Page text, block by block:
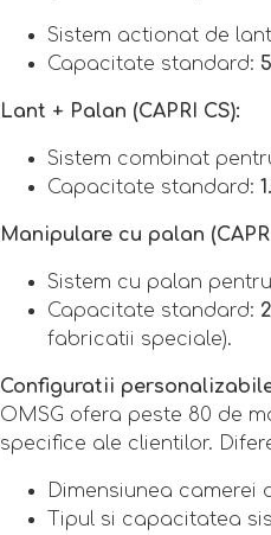
Sistem actionat de
Capacitate standard:
Lant + Palan (CAPRI CS):
Sistem combinat
Capacitate standard:
Manipulare cu palan
Sistem cu palan
Capacitate standard:
fabricatii speciale).
Configuratii
OMSG ofera peste 80 de
specifice ale clientilor.
Dimensiunea camerei
Tipul si capacitatea